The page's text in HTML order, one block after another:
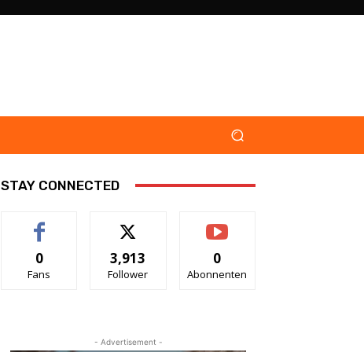
STAY CONNECTED
0
Fans
3,913
Follower
0
Abonnenten
- Advertisement -